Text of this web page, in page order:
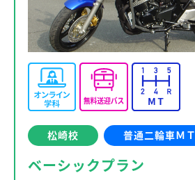
松崎校 普通二輪車ＭＴ
ベーシックプラン